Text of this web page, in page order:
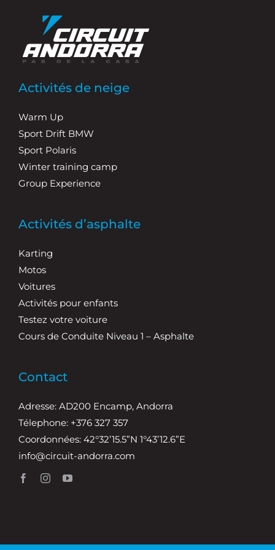
Activités de neige
Warm Up
Sport Drift BMW
Sport Polaris
Winter training camp
Group Experience
Activités d’asphalte
Karting
Motos
Voitures
Activités pour enfants
Testez votre voiture
Cours de Conduite Niveau 1 – Asphalte
Contact
Adresse: AD200 Encamp, Andorra
Télephone: +376 327 357
Coordonnées: 42°32’15.5”N 1°43’12.6”E
info@circuit-andorra.com